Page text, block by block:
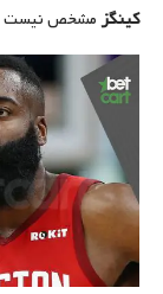
کینگزمشخص نیست و